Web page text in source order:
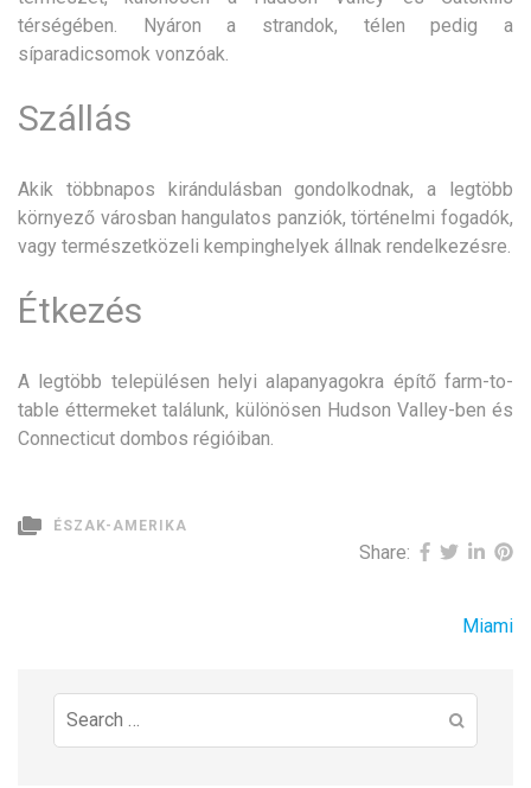
térségében. Nyáron a strandok, télen pedig a
síparadicsomok vonzóak.
Szállás
Akik többnapos kirándulásban gondolkodnak, a legtöbb
környező városban hangulatos panziók, történelmi fogadók,
vagy természetközeli kempinghelyek állnak rendelkezésre.
Étkezés
A legtöbb településen helyi alapanyagokra építő farm-to-
table éttermeket találunk, különösen Hudson Valley-ben és
Connecticut dombos régióiban.
ÉSZAK-AMERIKA
Share:
Miami
Search
for: